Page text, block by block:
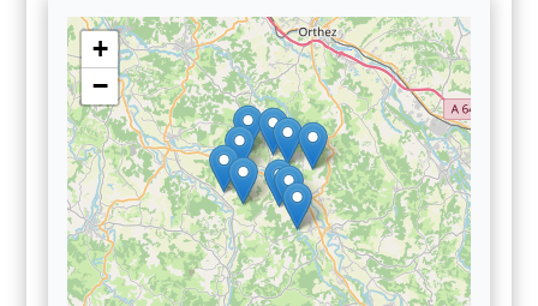
+
−